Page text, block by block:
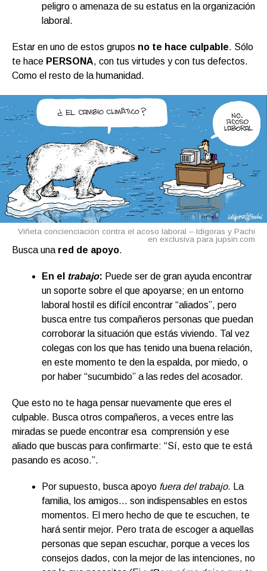
peligro o amenaza de su estatus en la organización
laboral.
Estar en uno de estos grupos no te hace culpable. Sólo
te hace PERSONA, con tus virtudes y con tus defectos.
Como el resto de la humanidad.
Viñeta concienciación contra el acoso laboral – Idigoras y Pachi
en exclusiva para jupsin.com
Busca una red de apoyo.
En el trabajo: Puede ser de gran ayuda encontrar
un soporte sobre el que apoyarse; en un entorno
laboral hostil es difícil encontrar “aliados”, pero
busca entre tus compañeros personas que puedan
corroborar la situación que estás viviendo. Tal vez
colegas con los que has tenido una buena relación,
en este momento te den la espalda, por miedo, o
por haber “sucumbido” a las redes del acosador.
Que esto no te haga pensar nuevamente que eres el
culpable. Busca otros compañeros, a veces entre las
miradas se puede encontrar esa comprensión y ese
aliado que buscas para confirmarte: “Sí, esto que te está
pasando es acoso.”.
Por supuesto, busca apoyo fuera del trabajo. La
familia, los amigos… son indispensables en estos
momentos. El mero hecho de que te escuchen, te
hará sentir mejor. Pero trata de escoger a aquellas
personas que sepan escuchar, porque a veces los
consejos dados, con la mejor de las intenciones, no